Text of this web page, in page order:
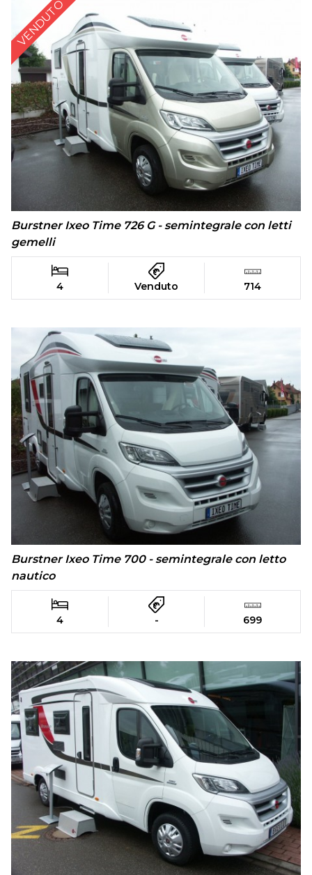
VENDUTO
Burstner Ixeo Time 726 G - semintegrale con letti
gemelli
4 Venduto 714
Burstner Ixeo Time 700 - semintegrale con letto
nautico
4 - 699